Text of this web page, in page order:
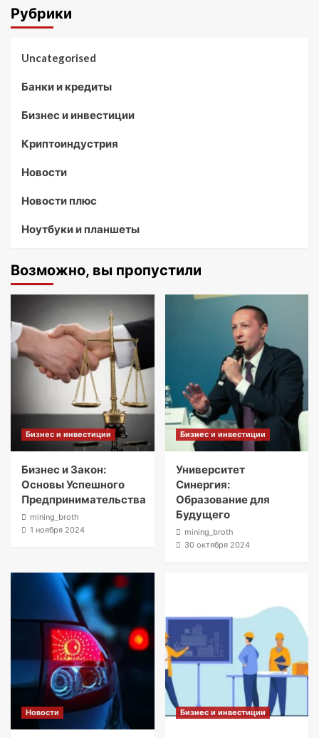
Рубрики
Uncategorised
Банки и кредиты
Бизнес и инвестиции
Криптоиндустрия
Новости
Новости плюс
Ноутбуки и планшеты
Возможно, вы пропустили
Бизнес и инвестиции
Бизнес и Закон:
Основы Успешного
Предпринимательства
mining_broth
1 ноября 2024
Бизнес и инвестиции
Университет
Синергия:
Образование для
Будущего
mining_broth
30 октября 2024
Новости Бизнес и инвестиции